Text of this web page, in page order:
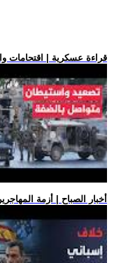
.. قراءة عسكرية | اقتحامات
.. أخبار الصباح | أزمة